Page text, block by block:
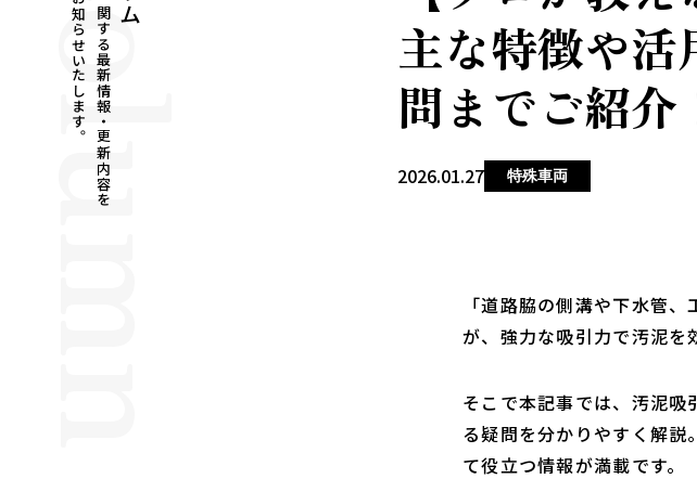
Column
事業に関する最新情報・更新内容を
随時お知らせいたします。
主な特徴や
問までご紹介
2026.01.27 特殊車両
「道路脇の側溝や下水管
が、強力な吸引力で汚泥を
そこで本記事では、汚泥吸
る疑問を分かりやすく解
て役立つ情報が満載です。